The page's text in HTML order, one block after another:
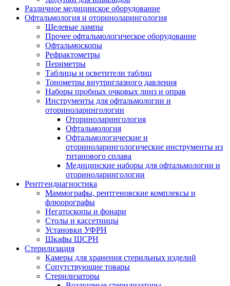
Различное медицинское оборудование
Офтальмология и оториноларингология
Щелевые лампы
Прочее офтальмологическое оборудование
Офтальмоскопы
Рефрактометры
Периметры
Таблицы и осветители таблиц
Тонометры внутриглазного давления
Наборы пробных очковых линз и оправ
Инструменты для офтальмологии и
оториноларингологии
Оториноларингология
Офтальмология
Офтальмологические и
оториноларингологические инструменты из
титанового сплава
Медицинские наборы для офтальмологии и
оториноларингологии
Рентгендиагностика
Маммографы, рентгеновские комплексы и
флюорографы
Негатоскопы и фонари
Столы и кассетницы
Установки УФРН
Шкафы ШСРН
Стерилизация
Камеры для хранения стерильных изделий
Сопутствующие товары
Стерилизаторы